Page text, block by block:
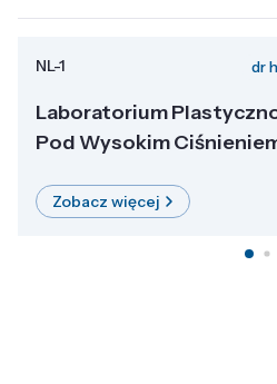
NL-1 dr
Laboratorium
Pod Wysokim
Zobacz więcej